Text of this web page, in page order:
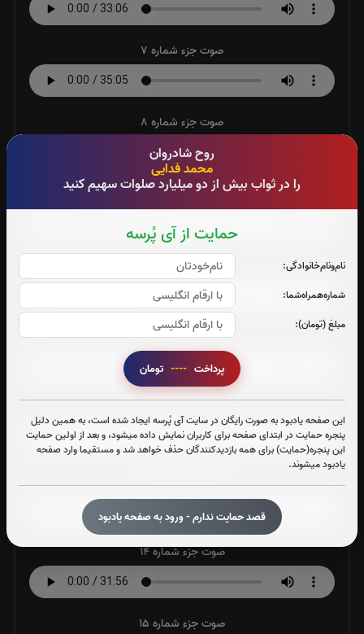
روح شادروان
محمد فدایی
را در ثواب بیش از دو میلیارد صلوات سهیم کنید
حمایت از آی پُرسه
نام‌و‌نام‌خانوادگی:
شماره‌همراه‌شما:
مبلغ (تومان):
پرداخت ----
این صفحه یادبود به صورت رایگان در سایت آی پُرسه ایجاد شده است، به همین دلیل
پنجره حمایت در ابتدای صفحه برای کاربران نمایش داده میشود، و بعد از اولین حمایت
این پنجره(حمایت) برای همه بازدیدکنندگان حذف خواهد شد و مستقیما وارد صفحه
یادبود میشوند.
قصد حمایت ندارم - ورود به صفحه یادبود
صوت جزء شماره 7
صوت جزء شماره 8
صوت جزء شماره 9
صوت جزء شماره 10
صوت جزء شماره 11
صوت جزء شماره 13
صوت جزء شماره 14
صوت جزء شماره 15